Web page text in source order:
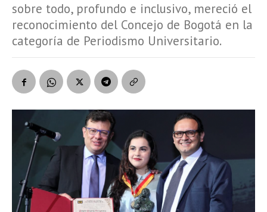
sobre todo, profundo e inclusivo, mereció el
reconocimiento del Concejo de Bogotá en la
categoría de Periodismo Universitario.